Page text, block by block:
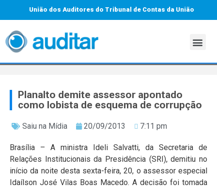
União dos Auditores do Tribunal de Contas da União
Planalto demite assessor apontado
como lobista de esquema de corrupção
Saiu na Mídia 20/09/2013 7:11 pm
Brasília – A ministra Ideli Salvatti, da Secretaria de
Relações Institucionais da Presidência (SRI), demitiu no
início da noite desta sexta-feira, 20, o assessor especial
Idaílson José Vilas Boas Macedo. A decisão foi tomada